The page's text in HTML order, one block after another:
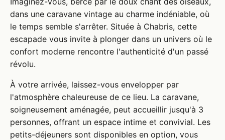
dans une caravane vintage au charme indéniable, où
le temps semble s'arrêter. Située à Chabris, cette
escapade vous invite à plonger dans un univers où le
confort moderne rencontre l'authenticité d'un passé
révolu.
À votre arrivée, laissez-vous envelopper par
l'atmosphère chaleureuse de ce lieu. La caravane,
soigneusement aménagée, peut accueillir jusqu'à 3
personnes, offrant un espace intime et convivial. Les
petits-déjeuners sont disponibles en option, vous